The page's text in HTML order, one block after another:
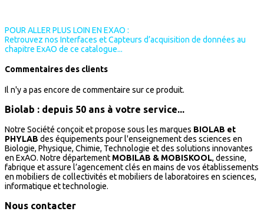
POUR ALLER PLUS LOIN EN EXAO :
Retrouvez nos Interfaces et Capteurs d’acquisition de données au
chapitre ExAO de ce catalogue...
Commentaires des clients
Il n'y a pas encore de commentaire sur ce produit.
Biolab : depuis 50 ans à votre service...
Notre Société conçoit et propose sous les marques BIOLAB et
PHYLAB des équipements pour l'enseignement des sciences en
Biologie, Physique, Chimie, Technologie et des solutions innovantes
en ExAO. Notre département MOBILAB & MOBISKOOL, dessine,
fabrique et assure l’agencement clés en mains de vos établissements
en mobiliers de collectivités et mobiliers de laboratoires en sciences,
informatique et technologie.
Nous contacter